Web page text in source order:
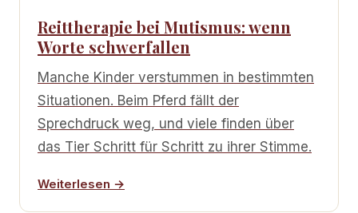
Reittherapie bei Mutismus: wenn
Worte schwerfallen
Manche Kinder verstummen in bestimmten
Situationen. Beim Pferd fällt der
Sprechdruck weg, und viele finden über
das Tier Schritt für Schritt zu ihrer Stimme.
Weiterlesen →